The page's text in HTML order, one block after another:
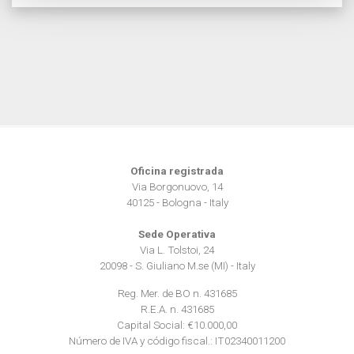
nostri partner che si occupano di analisi dei dati web,
pubblicità e social media, i quali potrebbero combinarle
con altre informazioni che ha fornito loro o che hanno
Oficina registrada
Via Borgonuovo, 14
40125 - Bologna - Italy
Sede Operativa
Via L. Tolstoi, 24
20098 - S. Giuliano M.se (MI) - Italy
Reg. Mer. de BO n. 431685
R.E.A. n. 431685
Capital Social: €10.000,00
Número de IVA y código fiscal.: IT02340011200